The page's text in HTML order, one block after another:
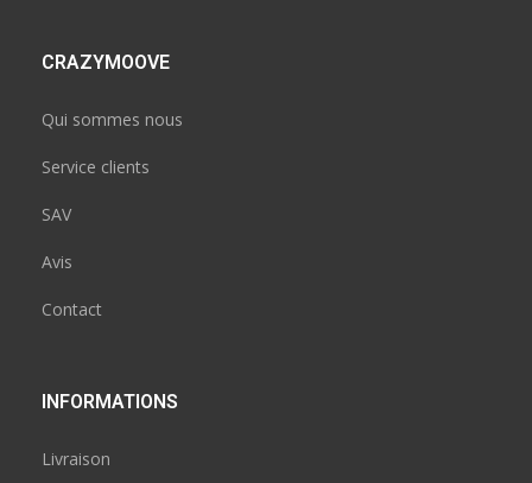
CRAZYMOOVE
Qui sommes nous
Service clients
SAV
Avis
Contact
INFORMATIONS
Livraison